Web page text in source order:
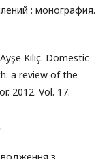
: монография.
Kılıç. Domestic
a review of the
2012. Vol. 17.
.